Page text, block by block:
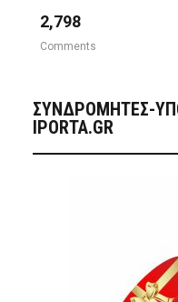
2,798
Comments
ΣΥΝΔΡΟΜΗΤΈΣ-
IPORTA.GR